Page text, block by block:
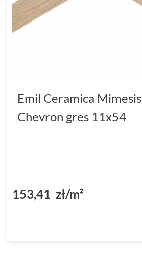
Emil Ceramica
Chevron gres 11x54
153,41 zł/m²